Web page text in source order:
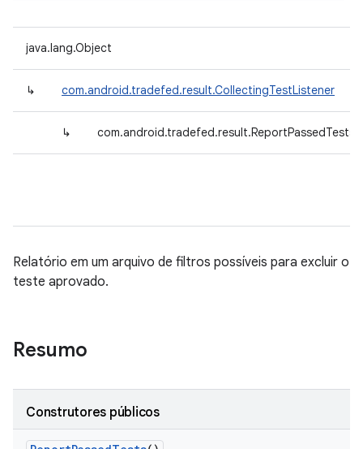
java.lang.Object
↳ com.android.tradefed.result.CollectingTestListener
↳ com.android.tradefed.result.ReportPassedTests
Relatório em um arquivo de filtros possíveis para excluir o
teste aprovado.
Resumo
Construtores públicos